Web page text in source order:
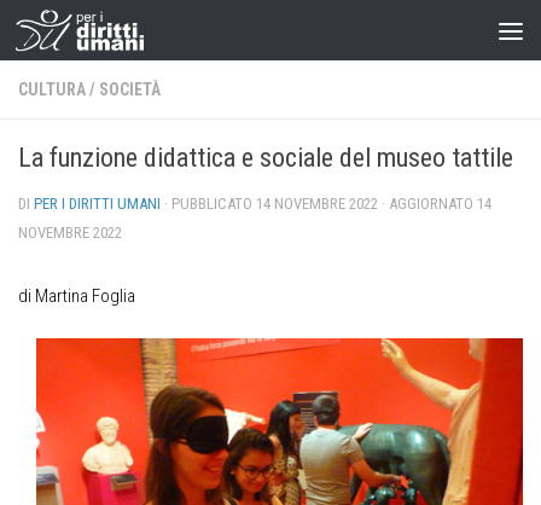
CULTURA/ SOCIETÀ
La funzione didattica e sociale del museo tattile
DI PER I DIRITTI UMANI · PUBBLICATO 14 NOVEMBRE 2022 · AGGIORNATO 14
NOVEMBRE 2022
di Martina Foglia